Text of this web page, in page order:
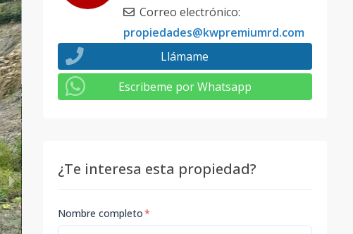
Correo electrónico:
propiedades@kwpremiumrd.com
Llámame
Escribeme por Whatsapp
¿Te interesa esta propiedad?
Nombre completo*